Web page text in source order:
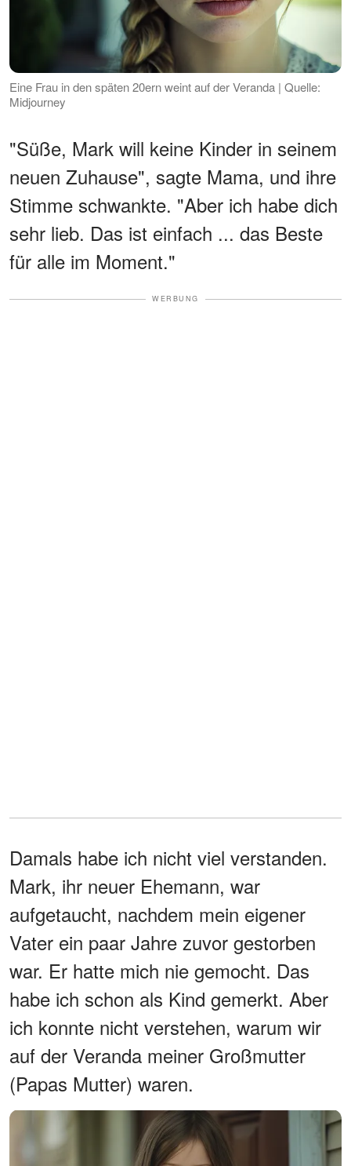
Eine Frau in den späten 20ern weint auf der Veranda | Quelle:
Midjourney
"Süße, Mark will keine Kinder in seinem
neuen Zuhause", sagte Mama, und ihre
Stimme schwankte. "Aber ich habe dich
sehr lieb. Das ist einfach ... das Beste
für alle im Moment."
WERBUNG
Damals habe ich nicht viel verstanden.
Mark, ihr neuer Ehemann, war
aufgetaucht, nachdem mein eigener
Vater ein paar Jahre zuvor gestorben
war. Er hatte mich nie gemocht. Das
habe ich schon als Kind gemerkt. Aber
ich konnte nicht verstehen, warum wir
auf der Veranda meiner Großmutter
(Papas Mutter) waren.